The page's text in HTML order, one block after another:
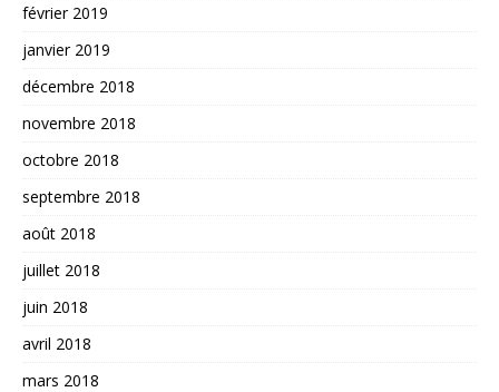
février 2019
janvier 2019
décembre 2018
novembre 2018
octobre 2018
septembre 2018
août 2018
juillet 2018
juin 2018
avril 2018
mars 2018